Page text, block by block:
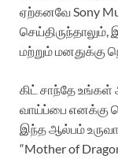
ஏற்கனவே Sony
செய்திருந்தாலும்,
மற்றும் மனதுக்கு
கிட் சாந்தே உங்கள்
வாய்ப்பை எனக்கு
இந்த ஆல்பம்
“Mother of